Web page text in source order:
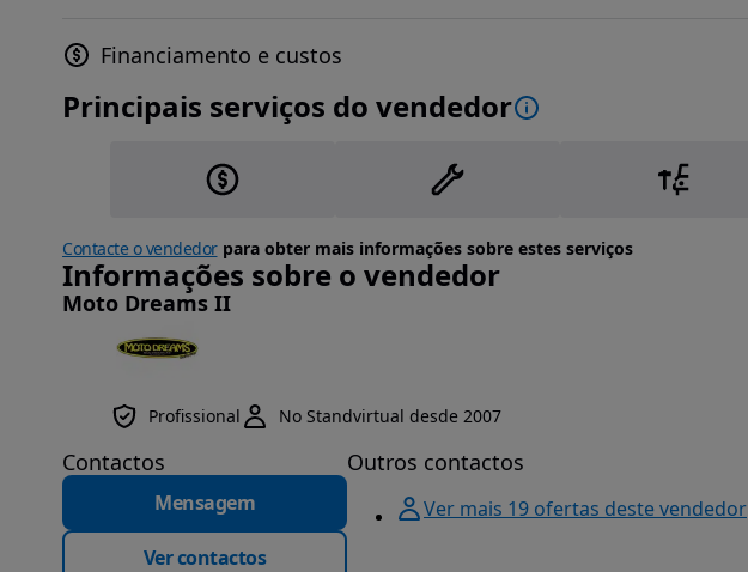
Financiamento e custos
Principais serviços do vendedor
Contacte o vendedorpara obter mais informações sobre estes serviços
Informações sobre o vendedor
Moto Dreams II
Profissional No Standvirtual desde 2007
Contactos
Mensagem
Ver contactos
Outros contactos
Ver mais 19 ofertas deste vendedor